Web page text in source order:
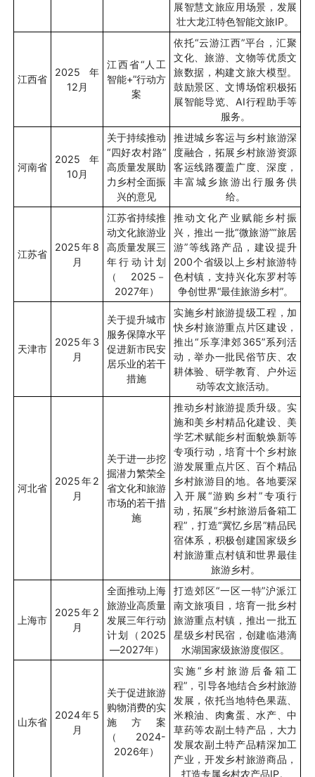
展智慧文旅应用场景，发展
壮大龙江特色智能文旅IP。
江西省
2025 年
12 月
江西省“人工
智能+”行动方
案
依托“云游江西”平台，汇聚
文化、旅游、文物等优质文
旅数据，构建文旅大模型。
鼓励景区、文博场馆积极拓
展智能导览、 AI行程助手等
服务。
河南省
2025 年
10 月
关于持续推动
“四好农村路”
高质量发展助
力乡村全面振
兴的意见
推进城乡客运与乡村旅游深
度融合，拓展乡村旅游资源
客运线路覆盖广度、深度，
丰富城乡旅游出行服务供
给。
江苏省
2025年8
月
江苏省持续推
动文化旅游业
高质量发展三
年行动计划
（ 2025 －
2027年）
推动文化产业赋能乡村振
兴，推出一批“微旅游”“旅居
游”等线路产品，建设提升
200个省级以上乡村旅游特
色村镇，支持兴化东罗村等
争创世界“最佳旅游乡村”。
天津市
2025年3
月
关于提升城市
服务保障水平
促进新市民安
居乐业的若干
措施
实施乡村旅游提级工程，加
快乡村旅游重点片区建设，
推出“ 乐享津郊365”系列活
动，举办一批民俗节庆、农
耕体验、研学教育、户外运
动等农文旅活动。
河北省
2025年2
月
关于进一步挖
掘潜力繁荣全
省文化和旅游
市场的若干措
施
推动乡村旅游提质升级。实
施和美乡村精品化建设、美
学艺术赋能乡村面貌焕新等
专项行动，培育十个乡村旅
游发展重点片区、百个精品
乡村旅游目的地。各地要深
入开展“游购乡村”专项行
动，拓展“乡村旅游后备箱工
程” ，打造“冀忆乡居”精品民
宿体系，积极创建国家级乡
村旅游重点村镇和世界最佳
旅游乡村。
上海市
2025年2
月
全面推动上海
旅游业高质量
发展三年行动
计划（ 2025
—2027年）
打造郊区“一区一特”沪派江
南文旅项目，培育一批乡村
旅游重点村镇，推出一批五
星级乡村民宿，创建临港滴
水湖国家级旅游度假区。
山东省
2024年5
月
关于促进旅游
购物消费的实
施方案
（ 2024-
2026年）
实施“乡村旅游后备箱工
程” ，引导各地结合乡村旅游
发展，依托当地特色果蔬、
米粮油、肉禽蛋、水产、中
草药等农副土特产品，大力
发展农副土特产品精深加工
产业，开发乡村旅游商品，
打造专属乡村农产品IP。